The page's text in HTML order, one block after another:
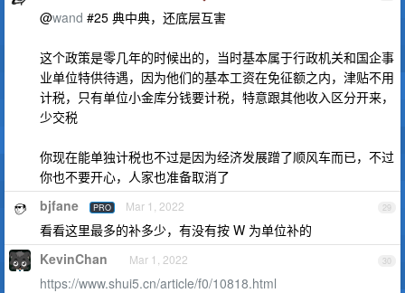
@wand #25 典中典，还底层互害
这个政策是零几年的时候出的，当时基本属于行政机关和国企事
业单位特供待遇，因为他们的基本工资在免征额之内，津贴不用
计税，只有单位小金库分钱要计税，特意跟其他收入区分开来，
少交税
你现在能单独计税也不过是因为经济发展蹭了顺风车而已，不过
你也不要开心，人家也准备取消了
29
bjfane PRO Mar 1, 2022
看看这里最多的补多少，有没有按 W 为单位补的
30
KevinChan Mar 1, 2022
https://www.shui5.cn/article/f0/10818.html